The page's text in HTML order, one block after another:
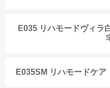
E035 リハモードヴィラ
E035SM リハモードケア